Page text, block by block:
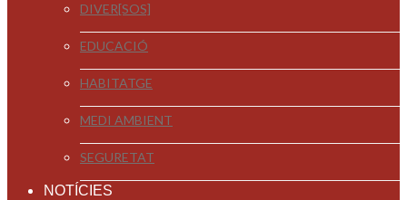
DIVER[SOS]
EDUCACIÓ
HABITATGE
MEDI AMBIENT
SEGURETAT
NOTÍCIES